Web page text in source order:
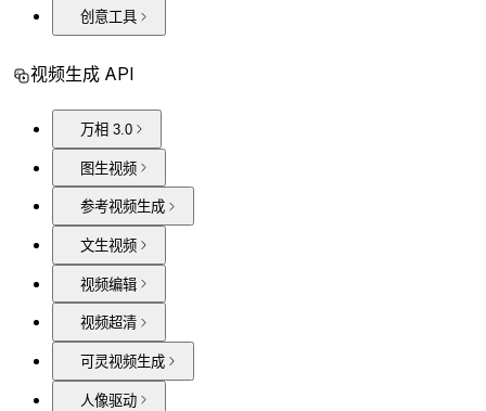
创意工具
视频生成 API
万相 3.0
图生视频
参考视频生成
文生视频
视频编辑
视频超清
可灵视频生成
人像驱动